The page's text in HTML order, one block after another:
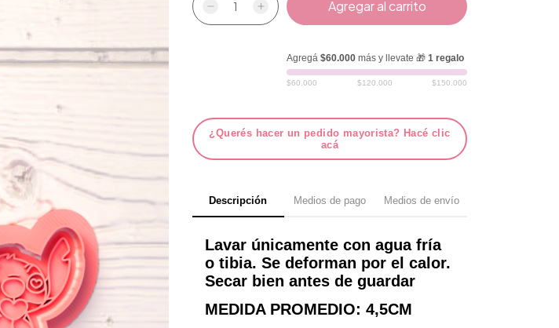
Agregá $60.000 más y llevate 🎁 1 regalo
$60.000 $120.000 $150.000
¿Querés hacer un pedido mayorista? Hacé clic
acá
Descripción Medios de pago Medios de envío
Lavar únicamente con agua fría
o tibia. Se deforman por el calor.
Secar bien antes de guardar
MEDIDA PROMEDIO: 4,5CM